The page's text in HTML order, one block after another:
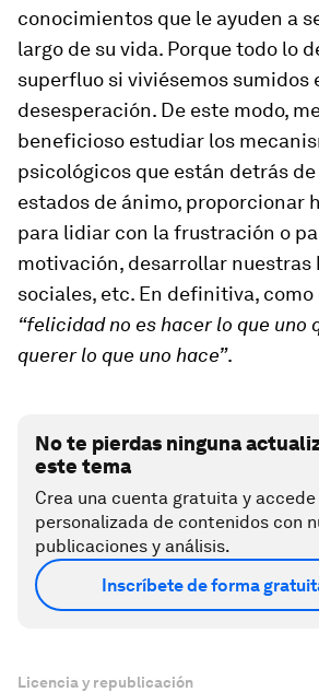
conocimientos que le ayuden a
largo de su vida. Porque todo lo
superfluo si viviésemos sumidos
desesperación. De este modo,
beneficioso estudiar los
psicológicos que están detrás
estados de ánimo, proporcionar
para lidiar con la frustración o
motivación, desarrollar nuestras
sociales, etc. En definitiva, como
“felicidad no es hacer lo que uno
querer lo que uno hace”.
No te pierdas ninguna
este tema
Crea una cuenta gratuita y
personalizada de contenidos con
publicaciones y análisis.
Inscríbete de forma
Licencia y republicación